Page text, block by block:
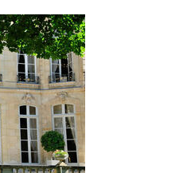
rente immobilière. Bon